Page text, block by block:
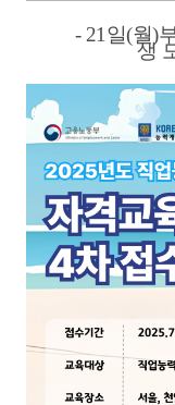
- 21일(월)
생